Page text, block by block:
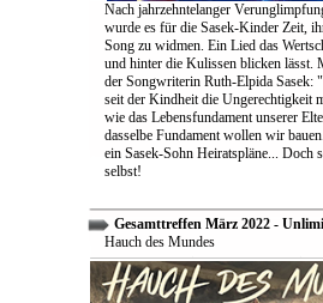
Nach jahrzehntelanger
wurde es für die Sasek-Kinder Zeit,
Song zu widmen. Ein Lied das
und hinter die Kulissen blicken lässt.
der Songwriterin Ruth-Elpida Sasek:
seit der Kindheit die Ungerechtigkeit
wie das Lebensfundament unserer
dasselbe Fundament wollen wir
ein Sasek-Sohn Heiratspläne... Doch
selbst!
Gesamttreffen März 2022 -
Hauch des Mundes